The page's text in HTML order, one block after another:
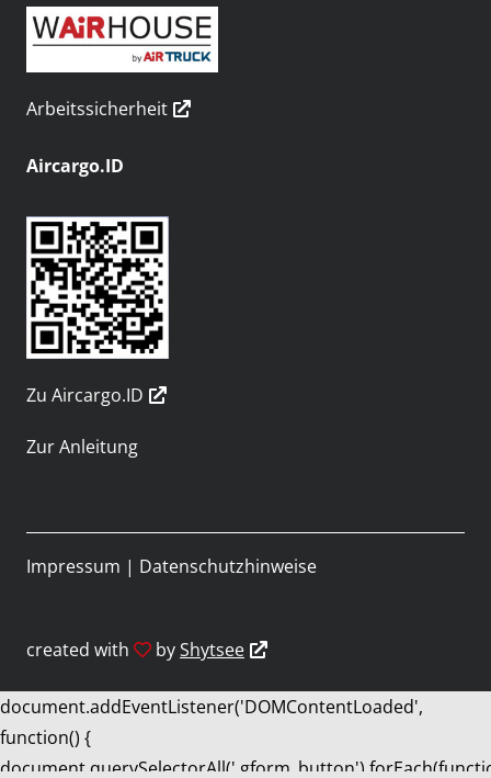
Arbeitssicherheit
Aircargo.ID
Zu Aircargo.ID
Zur Anleitung
created with byShytsee
Impressum | Datenschutzhinweise
document.addEventListener('DOMContentLoaded',
function() {